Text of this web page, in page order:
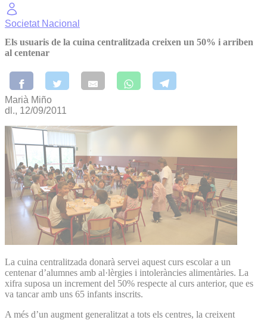
Societat Nacional
Els usuaris de la cuina centralitzada creixen un 50% i arriben
al centenar
Marià Miño
dl., 12/09/2011
La cuina centralitzada donarà servei aquest curs escolar a un
centenar d’alumnes amb al·lèrgies i intoleràncies alimentàries. La
xifra suposa un increment del 50% respecte al curs anterior, que es
va tancar amb uns 65 infants inscrits.
A més d’un augment generalitzat a tots els centres, la creixent